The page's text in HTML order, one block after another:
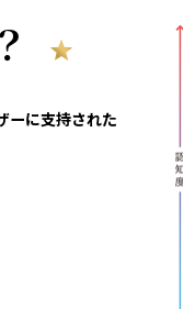
に支持された